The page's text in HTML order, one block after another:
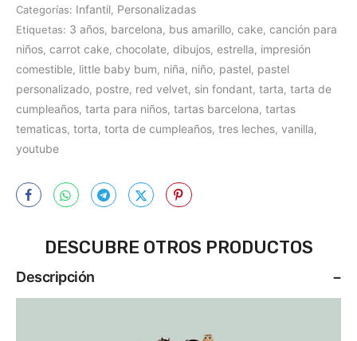
Categorías: Infantil Personalizadas
Etiquetas: 3 años barcelona bus amarillo cake canción para
niños carrot cake chocolate dibujos estrella impresión
comestible little baby bum niña niño pastel pastel
personalizado postre red velvet sin fondant tarta tarta de
cumpleaños tarta para niños tartas barcelona tartas
tematicas torta torta de cumpleaños tres leches vanilla
youtube
DESCUBRE OTROS PRODUCTOS
Descripción